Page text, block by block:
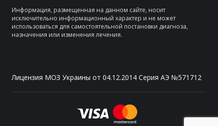
Информация, размещенная на данном сайте, носит
исключительно информационный характер и не может
использоваться для самостоятельной постановки диагноза,
назначения или изменения лечения.
Лицензия МОЗ Украины от 04.12.2014 Серия АЭ №571712